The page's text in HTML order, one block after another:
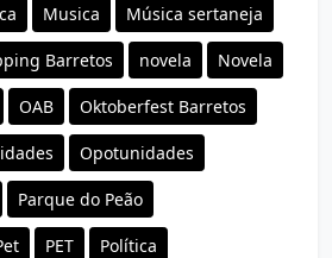
Musica Música sertaneja
Barretos novela Novela
OAB Oktoberfest Barretos
Opotunidades
Parque do Peão
PET Política